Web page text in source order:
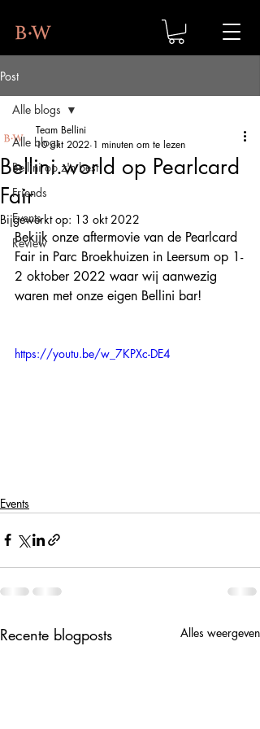
Post
Alle blogs
Bellini op z'n best
Friends
Events
Review
Alle blogs
Bellini.world op Pearlcard
Fair
Team Bellini
10 okt 2022 1 minuten om te lezen
Bijgewerkt op: 13 okt 2022
Bekijk onze aftermovie van de Pearlcard
Fair in Parc Broekhuizen in Leersum op 1-
2 oktober 2022 waar wij aanwezig
waren met onze eigen Bellini bar!
https://youtu.be/w_7KPXc-DE4
Events
Recente blogposts Alles weergeven